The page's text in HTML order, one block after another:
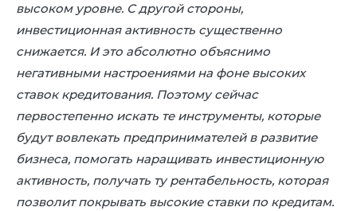
высоком уровне. С другой стороны,
инвестиционная активность существенно
снижается. И это абсолютно объяснимо
негативными настроениями на фоне высоких
ставок кредитования. Поэтому сейчас
первостепенно искать те инструменты, которые
будут вовлекать предпринимателей в развитие
бизнеса, помогать наращивать инвестиционную
активность, получать ту рентабельность, которая
позволит покрывать высокие ставки по кредитам.